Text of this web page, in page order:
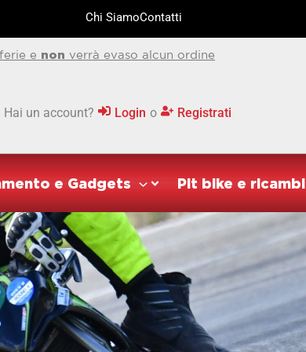
Chi SiamoContatti
e non verrà evaso alcun ordine
Hai un account? Login o Registrati
e Gadgets Pit bike e ricambi